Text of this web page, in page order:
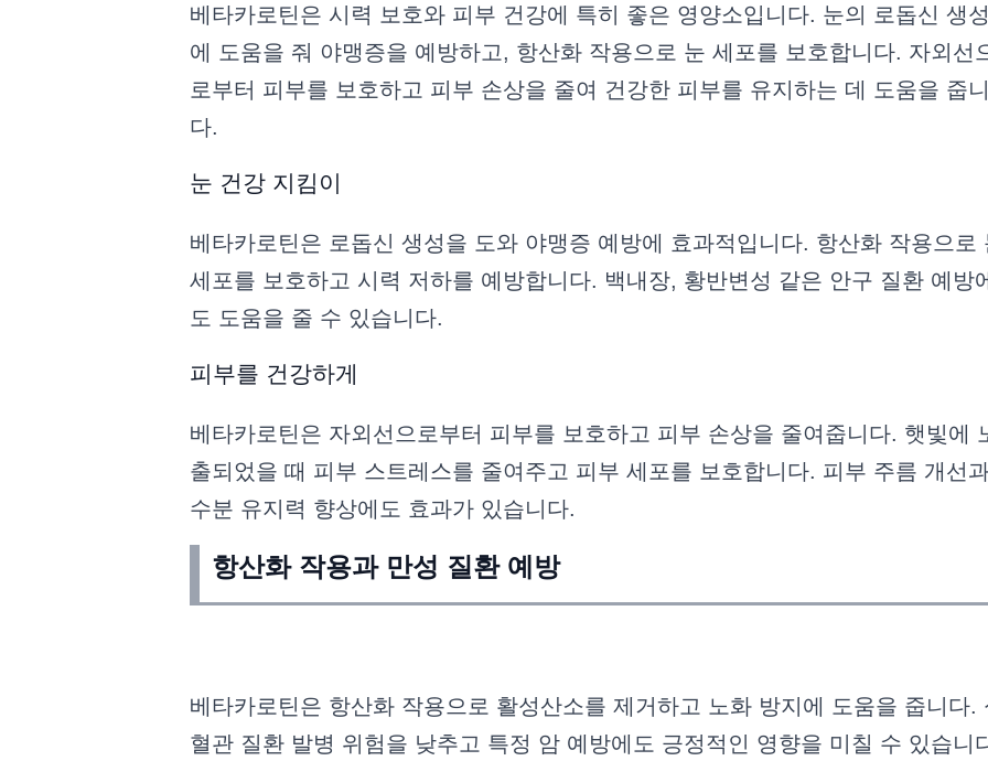
베타카로틴은 시력 보호와 피부 건강에 특히 좋은 영양소입니다. 눈의 로돕신 생
에 도움을 줘 야맹증을 예방하고, 항산화 작용으로 눈 세포를 보호합니다. 자외선
로부터 피부를 보호하고 피부 손상을 줄여 건강한 피부를 유지하는 데 도움을 줍
다.
눈 건강 지킴이
베타카로틴은 로돕신 생성을 도와 야맹증 예방에 효과적입니다. 항산화 작용으로
세포를 보호하고 시력 저하를 예방합니다. 백내장, 황반변성 같은 안구 질환 예방
도 도움을 줄 수 있습니다.
피부를 건강하게
베타카로틴은 자외선으로부터 피부를 보호하고 피부 손상을 줄여줍니다. 햇빛에
출되었을 때 피부 스트레스를 줄여주고 피부 세포를 보호합니다. 피부 주름 개선
수분 유지력 향상에도 효과가 있습니다.
항산화 작용과 만성 질환 예방
베타카로틴은 항산화 작용으로 활성산소를 제거하고 노화 방지에 도움을 줍니다.
혈관 질환 발병 위험을 낮추고 특정 암 예방에도 긍정적인 영향을 미칠 수 있습니